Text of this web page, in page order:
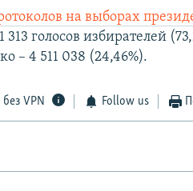
на выборах
313 голосов избирателей
– 4 511 038 (24,46%).
VPN Follow us